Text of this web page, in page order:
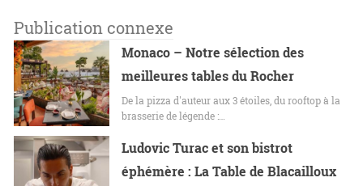
Publication connexe
Monaco – Notre sélection des
meilleures tables du Rocher
De la pizza d'auteur aux 3 étoiles, du rooftop à la
brasserie de légende :…
Ludovic Turac et son bistrot
éphémère : La Table de Blacailloux